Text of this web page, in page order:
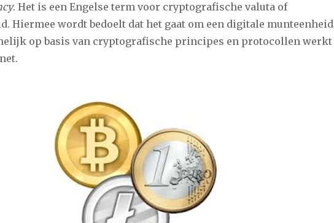
. Het is een Engelse term voor cryptografische valuta of
Hiermee wordt bedoelt dat het gaat om een digitale munteenheid
op basis van cryptografische principes en protocollen werkt